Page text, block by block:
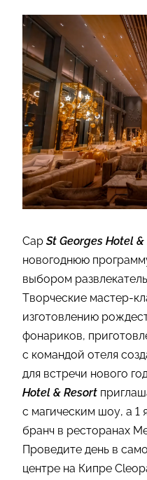
Cap St Georges Hotel &
новогоднюю
выбором
Творческие мастер-
изготовлению
фонариков,
с командой отеля
для встречи нового
Hotel & Resort
с магическим шоу, а 1
бранч в ресторанах
Проведите день в
центре на Кипре